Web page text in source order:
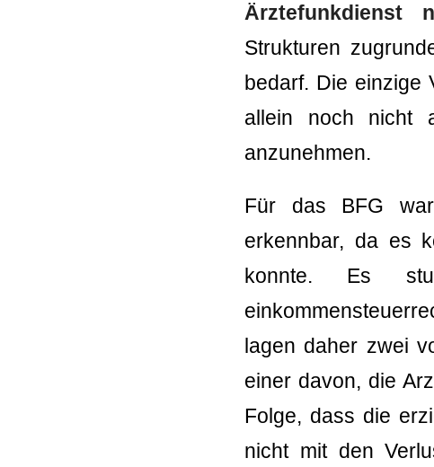
Ärztefunkdienst
Strukturen
bedarf. Die einzige
allein noch nicht
anzunehmen.
Für das BFG
erkennbar, da es
konnte. Es
lagen daher zwei
einer davon, die
Folge, dass die
nicht mit den